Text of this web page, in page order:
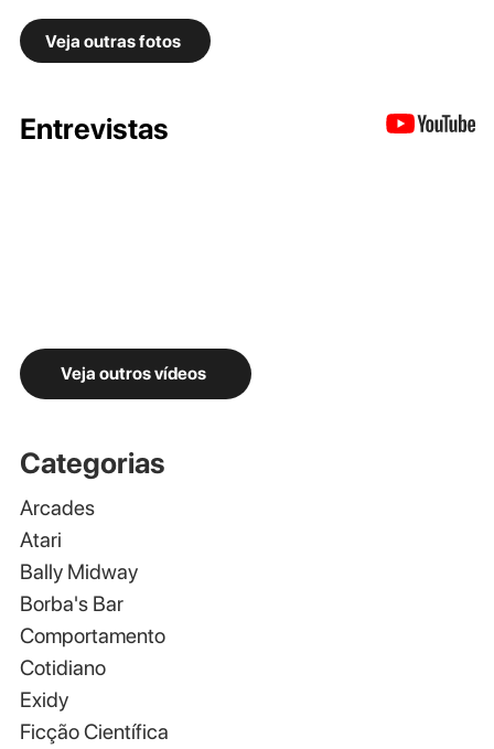
Veja outras fotos
Entrevistas
Veja outros vídeos
Categorias
Arcades
Atari
Bally Midway
Borba's Bar
Comportamento
Cotidiano
Exidy
Ficção Científica